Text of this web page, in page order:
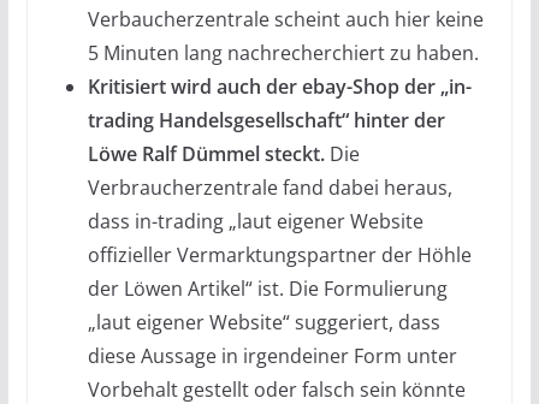
Verbaucherzentrale scheint auch hier keine
5 Minuten lang nachrecherchiert zu haben.
Kritisiert wird auch der ebay-Shop der „in-
trading Handelsgesellschaft“ hinter der
Löwe Ralf Dümmel steckt.Die
Verbraucherzentrale fand dabei heraus,
dass in-trading „laut eigener Website
offizieller Vermarktungspartner der Höhle
der Löwen Artikel“ ist. Die Formulierung
„laut eigener Website“ suggeriert, dass
diese Aussage in irgendeiner Form unter
Vorbehalt gestellt oder falsch sein könnte